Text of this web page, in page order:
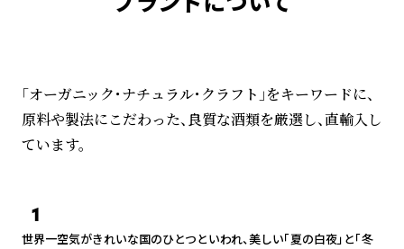
「オーガニック・ナチュラル・クラフト」をキーワードに、
原料や製法にこだわった、良質な酒類を厳選し、直輸入し
ています。
1
世界一空気がきれいな国のひとつといわれ、美しい「夏の白夜」と「冬